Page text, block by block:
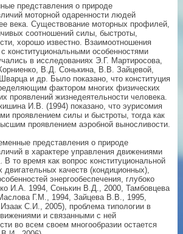
представления о природе
моторной одаренности людей
века. Существование моторных профилей,
соотношений силы, быстроты,
хорошо известно. Взаимоотношения
конституциональными особенностями
в исследованиях Э.Г. Мартиросова,
В.Д. Сонькина, В.В. Зайцевой,
и др. Было показано, что конституция
фактором многих физических
проявлений жизнедеятельности человека.
И.В. (1994) показано, что эурисомия
проявлением силы и быстроты, тогда как
проявлением аэробной выносливости.
представления о природе
в характере управления движениями
В то время как вопрос конституциональной
двигательных качеств (кондиционных),
энергообеспечения, глубоко
И.А. 1994, Сонькин В.Д., 2000, Тамбовцева
Г.М., 1994, Зайцева В.В., 1995,
С.И., 2005), проблема типологии в
и связанными с ней
во всем своем многообразии остается